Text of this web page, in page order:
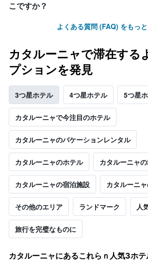
こですか？
よくある質問 (FAQ) をもっ
カタルーニャで滞在する
プションを発見
3つ星ホテル 4つ星ホテル 5つ星
カタルーニャで今注目のホテル
カタルーニャのバケーションレンタル
カタルーニャのホテル カタルーニャ
カタルーニャの宿泊施設 カタルーニ
その他のエリア ランドマーク 人
旅行を完璧なものに
カタルーニャ​にあるこれらｎ人気3ホテ